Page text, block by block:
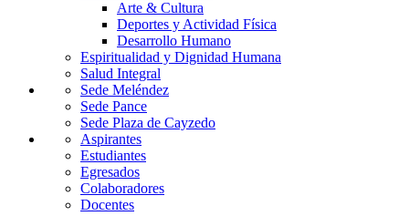
Arte & Cultura
Deportes y Actividad Física
Desarrollo Humano
Espiritualidad y Dignidad Humana
Salud Integral
Sede Meléndez
Sede Pance
Sede Plaza de Cayzedo
Aspirantes
Estudiantes
Egresados
Colaboradores
Docentes